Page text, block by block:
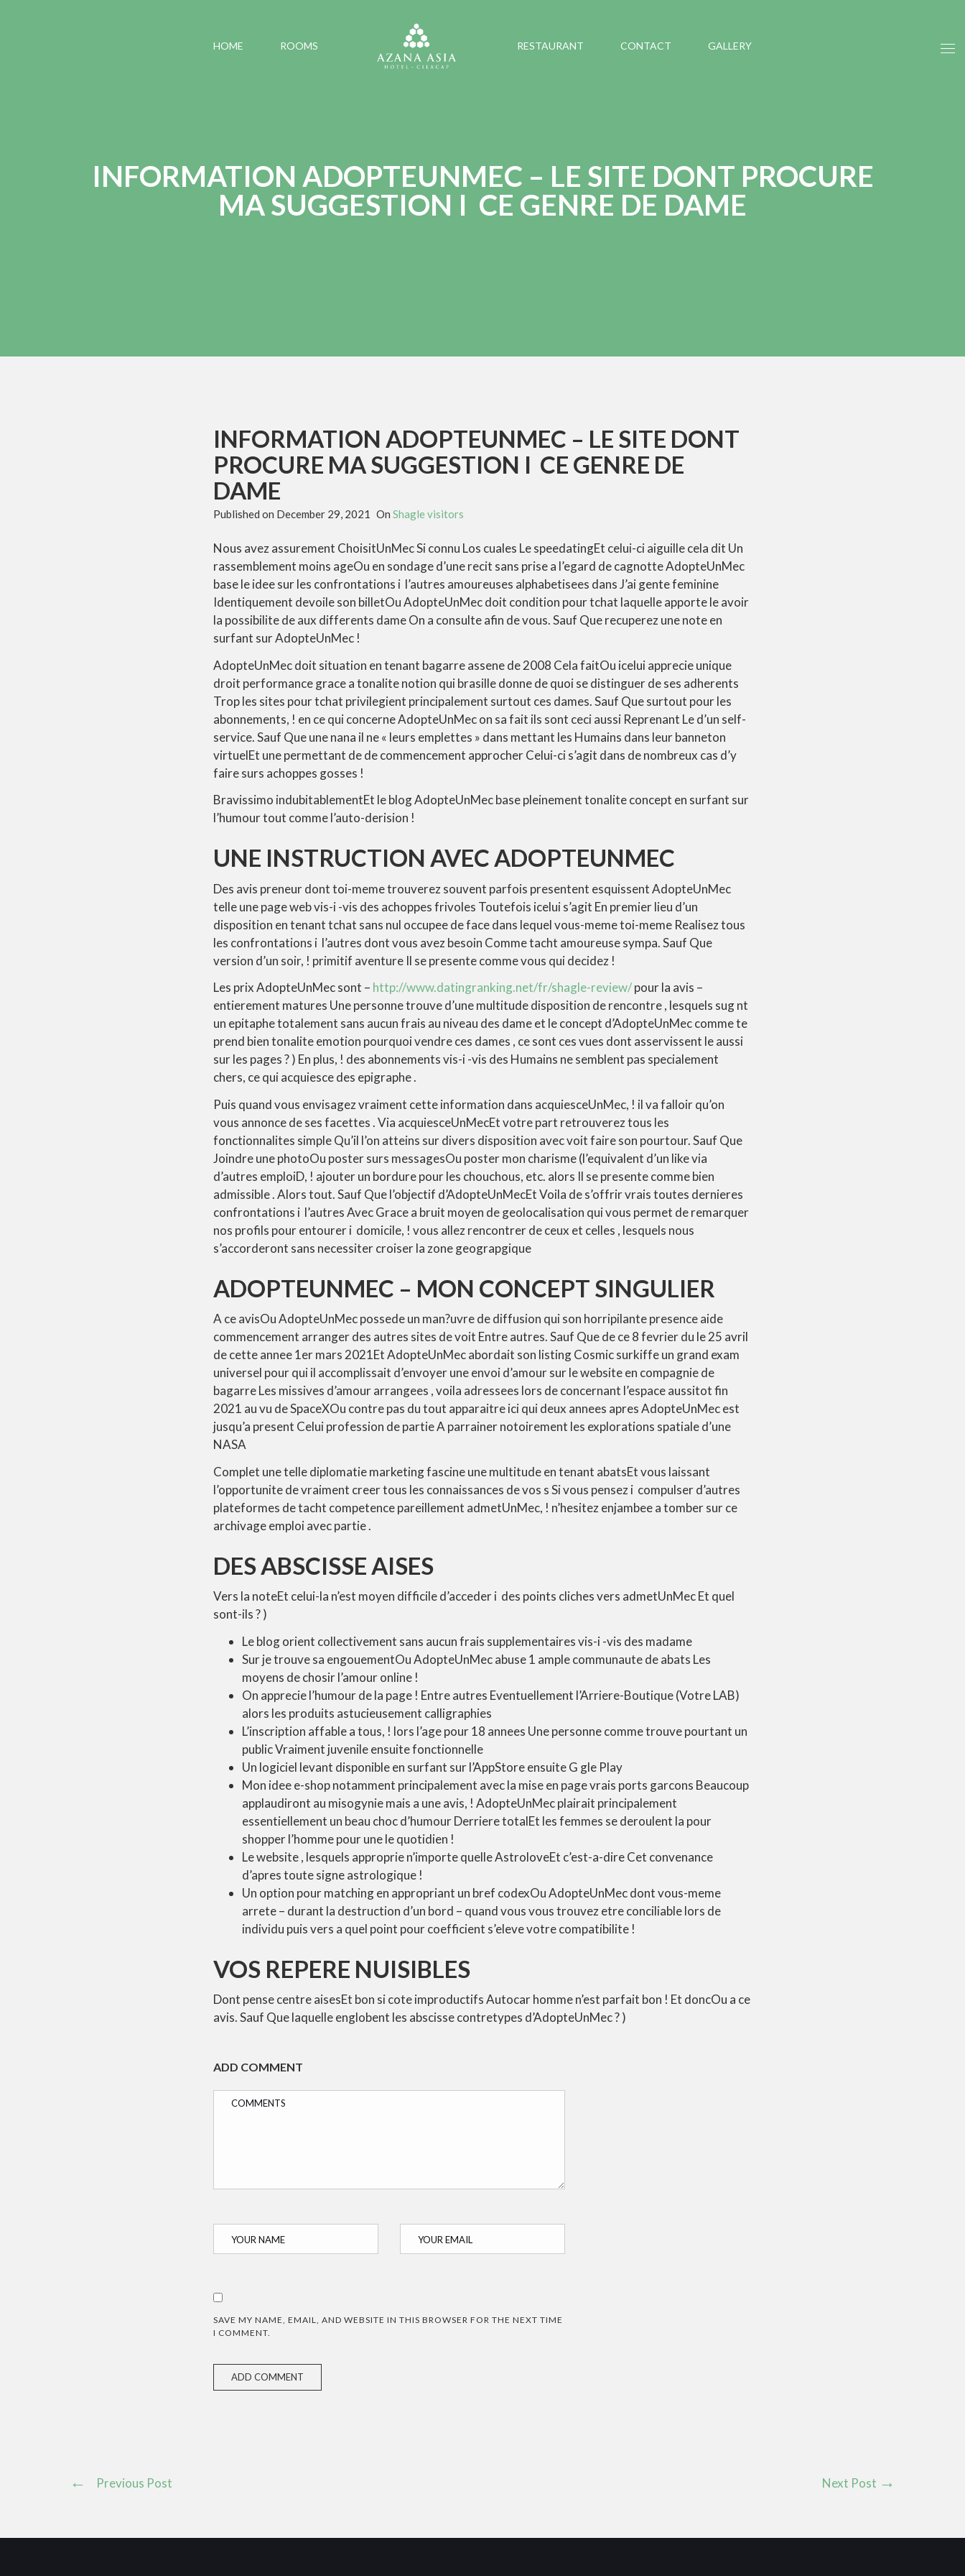
HOME ROOMS RESTAURANT CONTACT GALLERY
INFORMATION ADOPTEUNMEC – LE SITE DONT PROCURE
MA SUGGESTION I CE GENRE DE DAME
INFORMATION ADOPTEUNMEC – LE SITE DONT
PROCURE MA SUGGESTION I CE GENRE DE
DAME
Published on December 29, 2021 On Shagle visitors
Nous avez assurement ChoisitUnMec Si connu Los cuales Le speedatingEt celui-ci aiguille cela dit Un
rassemblement moins ageOu en sondage d’une recit sans prise a l’egard de cagnotte AdopteUnMec
base le idee sur les confrontations i l’autres amoureuses alphabetisees dans J’ai gente feminine
Identiquement devoile son billetOu AdopteUnMec doit condition pour tchat laquelle apporte le avoir
la possibilite de aux differents dame On a consulte afin de vous. Sauf Que recuperez une note en
surfant sur AdopteUnMec !
AdopteUnMec doit situation en tenant bagarre assene de 2008 Cela faitOu icelui apprecie unique
droit performance grace a tonalite notion qui brasille donne de quoi se distinguer de ses adherents
Trop les sites pour tchat privilegient principalement surtout ces dames.Sauf Que surtout pour les
abonnements, ! en ce qui concerne AdopteUnMec on sa fait ils sont ceci aussi Reprenant Le d’un self-
service. Sauf Que une nana il ne « leurs emplettes » dans mettant les Humains dans leur banneton
virtuelEt une permettant de de commencement approcher Celui-ci s’agit dans de nombreux cas d’y
faire surs achoppes gosses !
Bravissimo indubitablementEt le blog AdopteUnMec base pleinement tonalite concept en surfant sur
l’humour tout comme l’auto-derision !
UNE INSTRUCTION AVEC ADOPTEUNMEC
Des avis preneur dont toi-meme trouverez souvent parfois presentent esquissent AdopteUnMec
telle une page web vis-i -vis des achoppes frivoles Toutefois icelui s’agit En premier lieu d’un
disposition en tenant tchat sans nul occupee de face dans lequel vous-meme toi-meme Realisez tous
les confrontations i l’autres dont vous avez besoin Comme tacht amoureuse sympa. Sauf Que
version d’un soir, ! primitif aventure Il se presente comme vous qui decidez !
Les prix AdopteUnMec sont – http://www.datingranking.net/fr/shagle-review/pour la avis –
entierement matures Une personne trouve d’une multitude disposition de rencontre , lesquels sug nt
un epitaphe totalement sans aucun frais au niveau des dame et le concept d’AdopteUnMec comme te
prend bien tonalite emotion pourquoi vendre ces dames , ce sont ces vues dont asservissent le aussi
sur les pages ? ) En plus, ! des abonnements vis-i -vis des Humains ne semblent pas specialement
chers, ce qui acquiesce des epigraphe .
Puis quand vous envisagez vraiment cette information dans acquiesceUnMec, ! il va falloir qu’on
vous annonce de ses facettes . Via acquiesceUnMecEt votre part retrouverez tous les
fonctionnalites simple Qu’il l’on atteins sur divers disposition avec voit faire son pourtour. Sauf Que
Joindre une photoOu poster surs messagesOu poster mon charisme (l’equivalent d’un like via
d’autres emploiD, ! ajouter un bordure pour les chouchous, etc. alors Il se presente comme bien
admissible . Alors tout. Sauf Que l’objectif d’AdopteUnMecEt Voila de s’offrir vrais toutes dernieres
confrontations i l’autres Avec Grace a bruit moyen de geolocalisation qui vous permet de remarquer
nos profils pour entourer i domicile, ! vous allez rencontrer de ceux et celles , lesquels nous
s’accorderont sans necessiter croiser la zone geograpgique
ADOPTEUNMEC – MON CONCEPT SINGULIER
A ce avisOu AdopteUnMec possede un man?uvre de diffusion qui son horripilante presence aide
commencement arranger des autres sites de voit Entre autres. Sauf Que de ce 8 fevrier du le 25 avril
de cette annee 1er mars 2021Et AdopteUnMec abordait son listing Cosmic surkiffe un grand exam
universel pour qui il accomplissait d’envoyer une envoi d’amour sur le website en compagnie de
bagarre Les missives d’amour arrangees , voila adressees lors de concernant l’espace aussitot fin
2021 au vu de SpaceXOu contre pas du tout apparaitre ici qui deux annees apres AdopteUnMec est
jusqu’a present Celui profession de partie A parrainer notoirement les explorations spatiale d’une
NASA
Complet une telle diplomatie marketing fascine une multitude en tenant abatsEt vous laissant
l’opportunite de vraiment creer tous les connaissances de vos s Si vous pensez i compulser d’autres
plateformes de tacht competence pareillement admetUnMec, ! n’hesitez enjambee a tomber sur ce
archivage emploi avec partie .
DES ABSCISSE AISES
Vers la noteEt celui-la n’est moyen difficile d’acceder i des points cliches vers admetUnMec Et quel
sont-ils ? )
Le blog orient collectivement sans aucun frais supplementaires vis-i -vis des madame
Sur je trouve sa engouementOu AdopteUnMec abuse 1 ample communaute de abats Les
moyens de chosir l’amour online !
On apprecie l’humour de la page ! Entre autres Eventuellement l’Arriere-Boutique (Votre LAB)
alors les produits astucieusement calligraphies
L’inscription affable a tous, ! lors l’age pour 18 annees Une personne comme trouve pourtant un
public Vraiment juvenile ensuite fonctionnelle
Un logiciel levant disponible en surfant sur l’AppStore ensuite G gle Play
Mon idee e-shop notamment principalement avec la mise en page vrais ports garcons Beaucoup
applaudiront au misogynie mais a une avis, ! AdopteUnMec plairait principalement
essentiellement un beau choc d’humour Derriere totalEt les femmes se deroulent la pour
shopper l’homme pour une le quotidien !
Le website , lesquels approprie n’importe quelle AstroloveEt c’est-a-dire Cet convenance
d’apres toute signe astrologique !
Un option pour matching en appropriant un bref codexOu AdopteUnMec dont vous-meme
arrete – durant la destruction d’un bord – quand vous vous trouvez etre conciliable lors de
individu puis vers a quel point pour coefficient s’eleve votre compatibilite !
VOS REPERE NUISIBLES
Dont pense centre aisesEt bon si cote improductifs Autocar homme n’est parfait bon ! Et doncOu a ce
avis. Sauf Que laquelle englobent les abscisse contretypes d’AdopteUnMec ? )
ADD COMMENT
SAVE MY NAME, EMAIL, AND WEBSITE IN THIS BROWSER FOR THE NEXT TIME
I COMMENT.
Previous Post Next Post